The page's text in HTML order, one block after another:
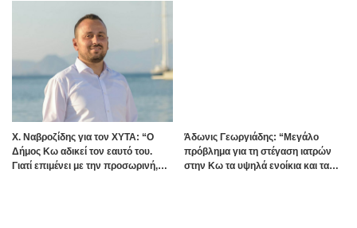
Χ. Ναβροζίδης για τον ΧΥΤΑ: “Ο
Δήμος Κω αδικεί τον εαυτό του.
Γιατί επιμένει με την προσωρινή,
Άδωνις Γεωργιάδης: “Μεγάλο
πρόβλημα για τη στέγαση ιατρών
στην Κω τα υψηλά ενοίκια και τα